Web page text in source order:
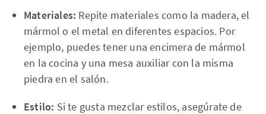
Materiales: Repite materiales como la madera, el
mármol o el metal en diferentes espacios. Por
ejemplo, puedes tener una encimera de mármol
en la cocina y una mesa auxiliar con la misma
piedra en el salón.
Estilo: Si te gusta mezclar estilos, asegúrate de